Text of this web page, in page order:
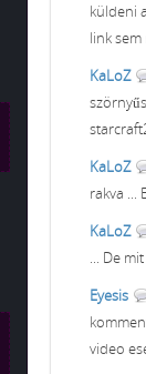
küldeni
link
KaLoZ
KaLoZ
rakva ...
KaLoZ
... De
Eyesis
video